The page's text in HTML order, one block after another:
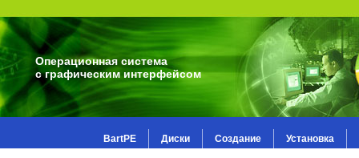
Операционная система
с графическим интерфейсом
BartPE Диски Создание Установка